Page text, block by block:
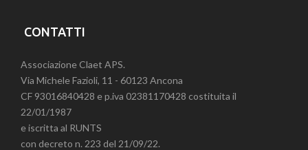
CONTATTI
Associazione Claet APS.
Via Michele Fazioli, 11 - 60123 Ancona
CF 93016840428 e p.iva 02381170428 costituita il
22/01/1987
e iscritta al RUNTS
con decreto n. 223 del 21/09/22.